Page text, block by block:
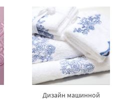
Дизайн машинной